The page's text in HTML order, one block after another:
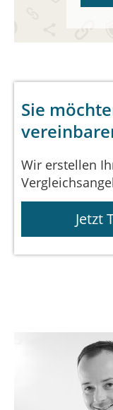
Sie
Wir erstellen
Jetzt